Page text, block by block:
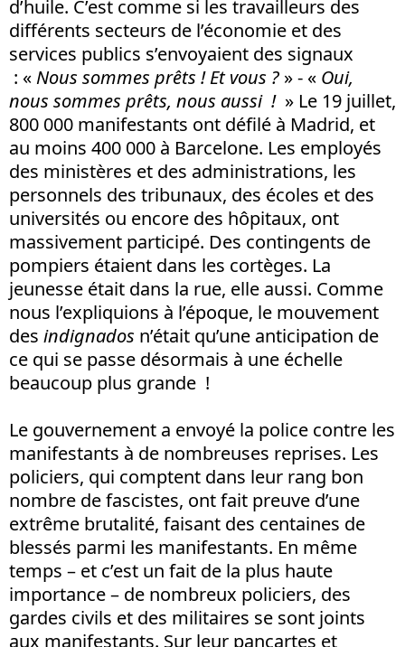
d’huile. C’est comme si les travailleurs des
différents secteurs de l’économie et des
services publics s’envoyaient des signaux
: «Nous sommes prêts ! Et vous ? » - « Oui,
nous sommes prêts, nous aussi !» Le 19 juillet,
800 000 manifestants ont défilé à Madrid, et
au moins 400 000 à Barcelone. Les employés
des ministères et des administrations, les
personnels des tribunaux, des écoles et des
universités ou encore des hôpitaux, ont
massivement participé. Des contingents de
pompiers étaient dans les cortèges. La
jeunesse était dans la rue, elle aussi. Comme
nous l’expliquions à l’époque, le mouvement
des indignados n’était qu’une anticipation de
ce qui se passe désormais à une échelle
beaucoup plus grande !
Le gouvernement a envoyé la police contre les
manifestants à de nombreuses reprises. Les
policiers, qui comptent dans leur rang bon
nombre de fascistes, ont fait preuve d’une
extrême brutalité, faisant des centaines de
blessés parmi les manifestants. En même
temps – et c’est un fait de la plus haute
importance – de nombreux policiers, des
gardes civils et des militaires se sont joints
aux manifestants. Sur leur pancartes et